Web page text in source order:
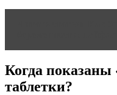
Когда показаны
таблетки?